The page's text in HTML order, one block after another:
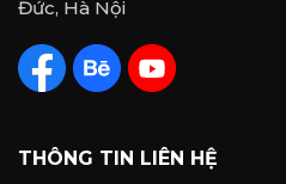
Đức, Hà Nội
THÔNG TIN LIÊN HỆ